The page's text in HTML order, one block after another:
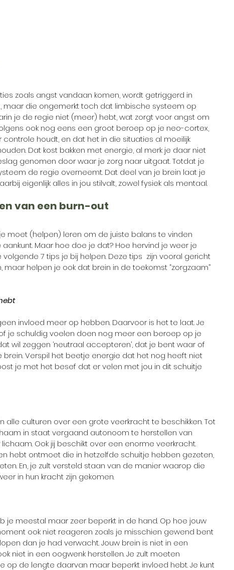
zoals angst vandaan komen, wordt getriggerd in
maar die ongemerkt toch dat limbische systeem op
je de regie niet (meer) hebt, wat zorgt voor angst om
ook nog eens een groot beroep op je neo-cortex,
houdt, en dat het in die situaties al moeilijk
Dat kost bakken met energie, al merk je daar niet
genomen door waar je zorg naar uitgaat. Totdat je
de regie overneemt. Dat deel van je brein laat je
eigenlijk alles in jou stilvalt, zowel fysiek als mentaal.
van een burn-out
moet (helpen) leren om de juiste balans te vinden
Maar hoe doe je dat? Hoe hervind je weer je
7 tips je bij helpen. Deze tips  zijn vooral gericht
helpen je ook dat brein in de toekomst “zorgzaam’’
invloed meer op hebben. Daarvoor is het te laat. Je
je schuldig voelen doen nog meer een beroep op je
wil zeggen ‘neutraal accepteren’, dat je bent waar of
Verspil het beetje energie dat het nog heeft niet
je met het besef dat er velen met jou in dit schuitje
alle culturen over een grote veerkracht te beschikken. Tot
in staat vergaand autonoom te herstellen van
Ook jij beschikt over een enorme veerkracht.
hebt ontmoet die in hetzelfde schuitje hebben gezeten,
En, je zult versteld staan van de manier waarop die
in hun kracht zijn gekomen.
je meestal maar zeer beperkt in de hand. Op hoe jouw
ook niet reageren zoals je misschien gewend bent
dan je had verwacht. Jouw brein is niet in een
niet in een oogwenk herstellen. Je zult moeten
op de lengte daarvan maar beperkt invloed hebt. Je kunt